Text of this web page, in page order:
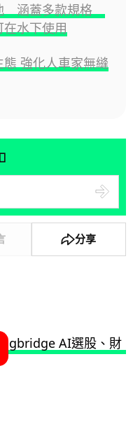
涵蓋多款規格
水下使用
強化人車家無縫
分享